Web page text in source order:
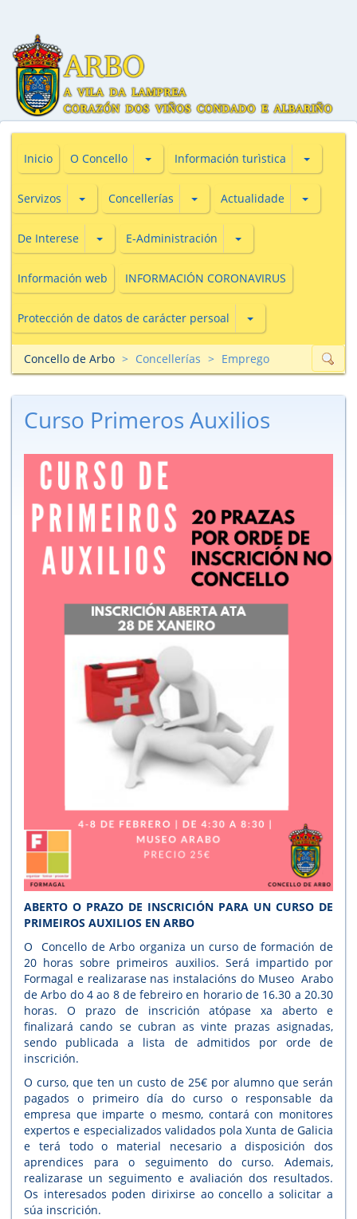
Inicio O Concello Subsecciones de O Concello
Información turìstica
Servizos Subsecciones de Servizos
Concellerías Subsecciones de Concellerías
Actualidade
De Interese Subsecciones de De Interese
E-Administración Subsecciones de E-
Información web INFORMACIÓN CORONAVIRUS
Protección de datos de carácter persoal Subsecciones de
Concello de Arbo Concellerías Emprego
Curso Primeros Auxilios
ABERTO O PRAZO DE INSCRICIÓN PARA UN CURSO DE
PRIMEIROS AUXILIOS EN ARBO
O Concello de Arbo organiza un curso de formación de
20 horas sobre primeiros auxilios. Será impartido por
Formagal e realizarase nas instalacións do Museo Arabo
de Arbo do 4 ao 8 de febreiro en horario de 16.30 a 20.30
horas. O prazo de inscrición atópase xa aberto e
finalizará cando se cubran as vinte prazas asignadas,
sendo publicada a lista de admitidos por orde de
inscrición.
O curso, que ten un custo de 25€ por alumno que serán
pagados o primeiro día do curso o responsable da
empresa que imparte o mesmo, contará con monitores
expertos e especializados validados pola Xunta de Galicia
e terá todo o material necesario a disposición dos
aprendices para o seguimento do curso. Ademais,
realizarase un seguimento e avaliación dos resultados.
Os interesados poden dirixirse ao concello a solicitar a
súa inscrición.